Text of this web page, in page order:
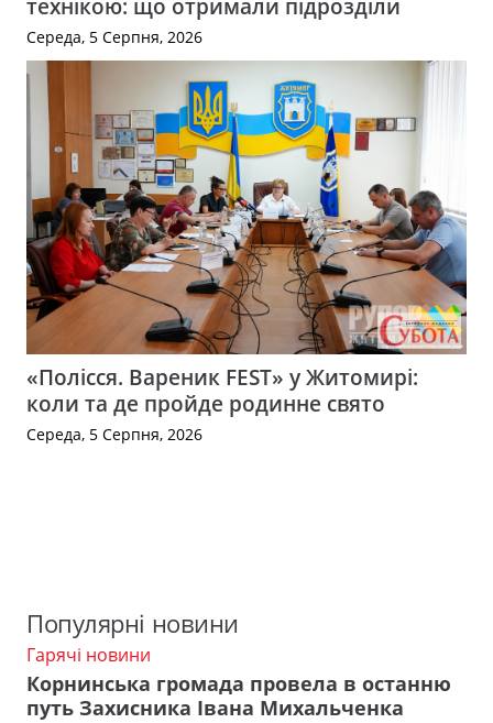
технікою: що отримали підрозділи
Середа, 5 Серпня, 2026
«Полісся. Вареник FEST» у Житомирі:
коли та де пройде родинне свято
Середа, 5 Серпня, 2026
Популярні новини
Гарячі новини
Корнинська громада провела в останню
путь Захисника Івана Михальченка